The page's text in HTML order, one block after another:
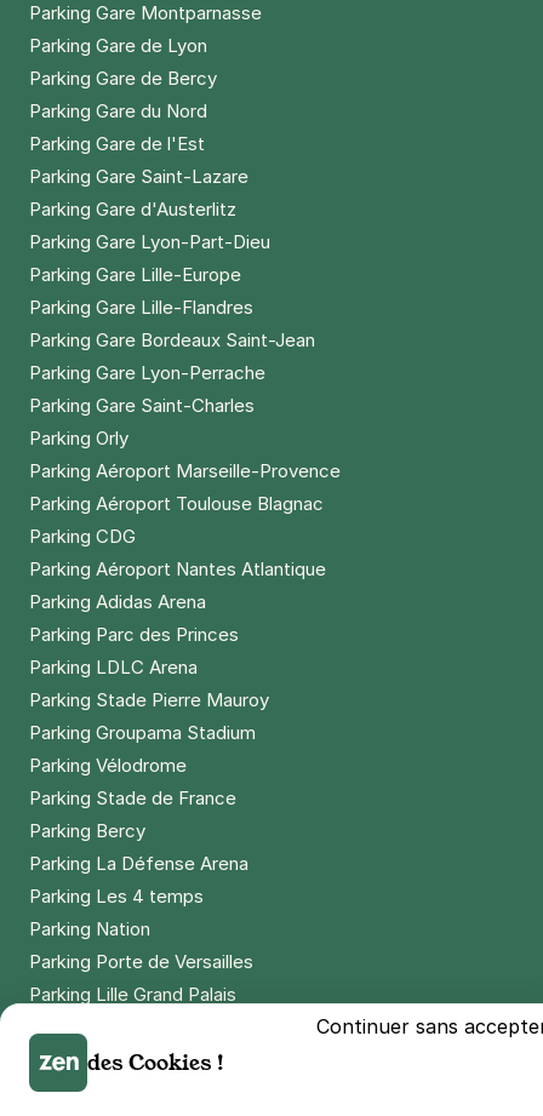
Parking Gare Montparnasse
Parking Gare de Lyon
Parking Gare de Bercy
Parking Gare du Nord
Parking Gare de l'Est
Parking Gare Saint-Lazare
Parking Gare d'Austerlitz
Parking Gare Lyon-Part-Dieu
Parking Gare Lille-Europe
Parking Gare Lille-Flandres
Parking Gare Bordeaux Saint-Jean
Parking Gare Lyon-Perrache
Parking Gare Saint-Charles
Parking Orly
Parking Aéroport Marseille-Provence
Parking Aéroport Toulouse Blagnac
Parking CDG
Parking Aéroport Nantes Atlantique
Parking Adidas Arena
Parking Parc des Princes
Parking LDLC Arena
Parking Stade Pierre Mauroy
Parking Groupama Stadium
Parking Vélodrome
Parking Stade de France
Parking Bercy
Parking La Défense Arena
Parking Les 4 temps
Parking Nation
Parking Porte de Versailles
Parking Lille Grand Palais
Parking Casino Barrière Lille
Continuer sans
des Cookies !